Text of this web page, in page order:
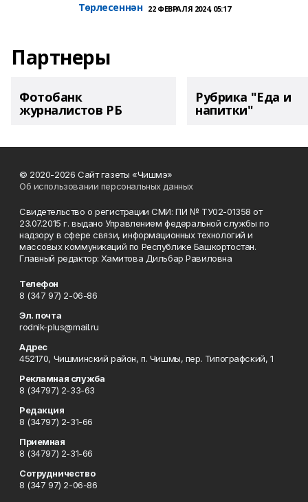
Төрлесеннән 22 ФЕВРАЛЯ 2024, 05:17
Партнеры
Фотобанк
журналистов РБ
Рубрика "Еда и
напитки"
© 2020-2026 Сайт газеты «Чишмэ»
Об использовании персональных данных
Свидетельство о регистрации СМИ: ПИ № ТУ02-01358 от
23.07.2015 г. выдано Управлением федеральной службы по
надзору в сфере связи, информационных технологий и
массовых коммуникаций по Республике Башкортостан.
Главный редактор: Хамитова Дильбар Равиловна
Телефон
8 (347 97) 2-06-86
Эл. почта
rodnik-plus@mail.ru
Адрес
452170, Чишминский район, п. Чишмы, пер. Типографский, 1
Рекламная служба
8 (34797) 2-33-63
Редакция
8 (34797) 2-31-66
Приемная
8 (34797) 2-31-66
Сотрудничество
8 (347 97) 2-06-86